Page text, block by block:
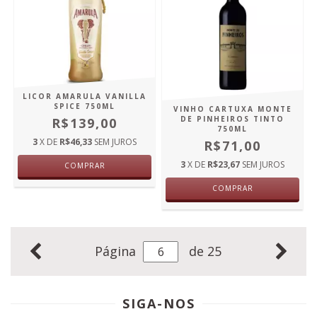
LICOR AMARULA VANILLA
SPICE 750ML
R$139,00
3X DE R$46,33 SEM JUROS
COMPRAR
VINHO CARTUXA MONTE
DE PINHEIROS TINTO
750ML
R$71,00
3X DE R$23,67 SEM JUROS
COMPRAR
Página de 25
SIGA-NOS